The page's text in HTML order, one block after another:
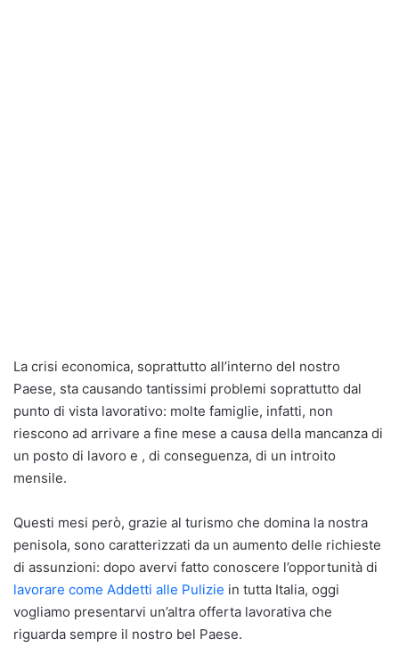
La crisi economica, soprattutto all’interno del nostro
Paese, sta causando tantissimi problemi soprattutto dal
punto di vista lavorativo: molte famiglie, infatti, non
riescono ad arrivare a fine mese a causa della mancanza di
un posto di lavoro e , di conseguenza, di un introito
mensile.
Questi mesi però, grazie al turismo che domina la nostra
penisola, sono caratterizzati da un aumento delle richieste
di assunzioni: dopo avervi fatto conoscere l’opportunità di
lavorare come Addetti alle Pulizie in tutta Italia, oggi
vogliamo presentarvi un’altra offerta lavorativa che
riguarda sempre il nostro bel Paese.